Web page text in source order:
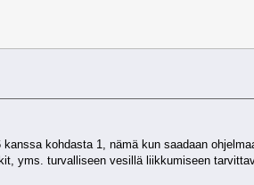
kohdasta 1, nämä kun saadaan
yms. turvalliseen vesillä liikkumiseen